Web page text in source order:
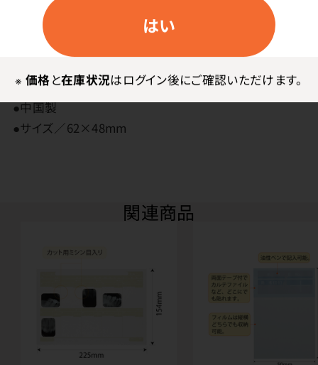
はい
※ 価格と在庫状況はログイン後にご確認いただけます。
を防止します。
●中国製
●サイズ／62×48mm
関連商品